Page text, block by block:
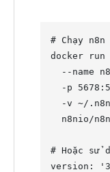
# Chạy n8n
docker
--name
-p
  -v
~/
  n8nio/n8n
# Hoặc sử
version:
'